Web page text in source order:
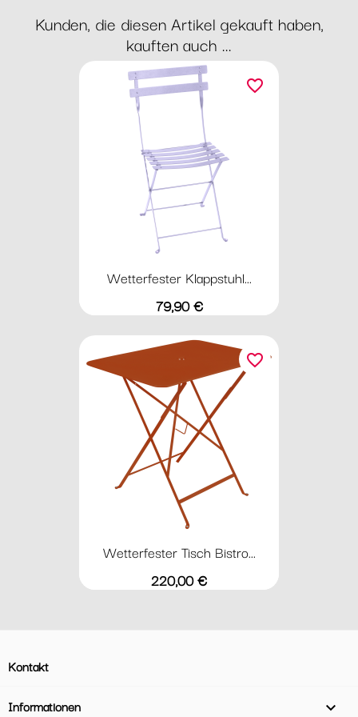
Kunden, die diesen Artikel gekauft haben,
kauften auch ...
Wetterfester Klappstuhl...
Preis
79,90 €
favorite_border
Wetterfester Tisch Bistro...
Preis
220,00 €
favorite_border
Kontakt
Informationen 